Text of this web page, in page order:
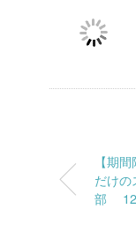
【期
だけ
部